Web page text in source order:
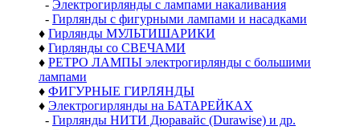
- Электрогирлянды с лампами накаливания
- Гирлянды с фигурными лампами и насадками
♦ Гирлянды МУЛЬТИШАРИКИ
♦ Гирлянды со СВЕЧАМИ
♦ РЕТРО ЛАМПЫ электрогирлянды с большими
лампами
♦ ФИГУРНЫЕ ГИРЛЯНДЫ
♦ Электрогирлянды на БАТАРЕЙКАХ
- Гирлянды НИТИ Дюравайс (Durawise) и др.